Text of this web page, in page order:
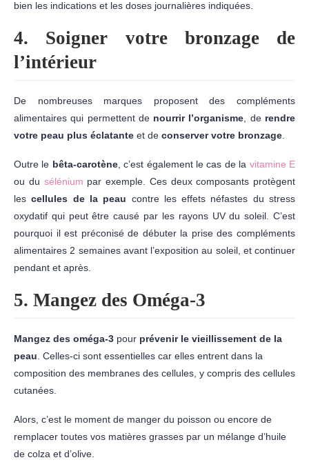
bien les indications et les doses journalières indiquées.
4. Soigner votre bronzage de
l’intérieur
De nombreuses marques proposent des compléments
alimentaires qui permettent de nourrir l’organisme , de rendre
votre peau plus éclatante et de conserver votre bronzage
Outre le bêta-carotène, c’est également le cas de la vitamine E
ou du sélénium par exemple. Ces deux composants protègent
lescellules de la peau contre les effets néfastes du stress
oxydatif qui peut être causé par les rayons UV du soleil. C’est
pourquoi il est préconisé de débuter la prise des compléments
alimentaires 2 semaines avant l’exposition au soleil, et continuer
pendant et après.
5. Mangez des Oméga-3
Mangez des oméga-3 pour prévenir le vieillissement de la
peau . Celles-ci sont essentielles car elles entrent dans la
composition des membranes des cellules, y compris des cellules
cutanées.
Alors, c’est le moment de manger du poisson ou encore de
remplacer toutes vos matières grasses par un mélange d’huile
de colza et d’olive.